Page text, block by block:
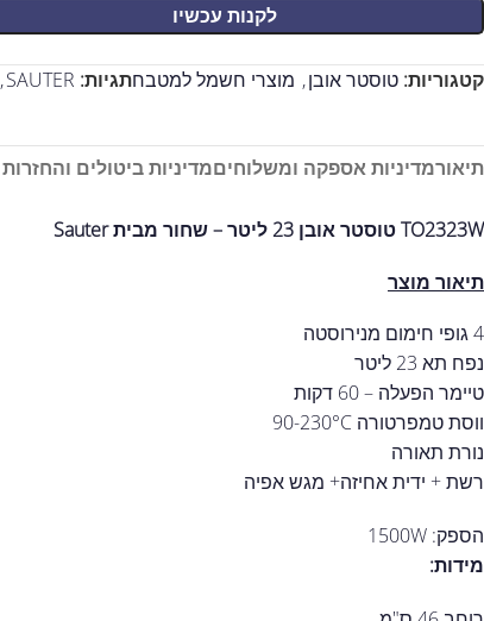
לקנות עכשיו
קטגוריות: טוסטר אובן, מוצרי חשמל למטבחתגיות: SAUTER
,
תיאורמדיניות אספקה ומשלוחיםמדיניות ביטולים והחזרות
TO2323W טוסטר אובן 23 ליטר – שחור מבית Sauter
תיאור מוצר
4 גופי חימום מנירוסטה
נפח תא 23 ליטר
טיימר הפעלה – 60 דקות
ווסת טמפרטורה 90-230°C
נורת תאורה
רשת + ידית אחיזה+ מגש אפיה
הספק: 1500W
מידות: